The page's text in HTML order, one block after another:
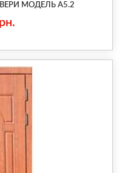
МОДЕЛЬ А5.2